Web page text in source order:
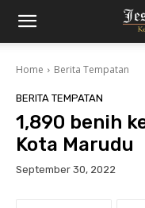
Home Berita Tempatan
BERITA TEMPATAN
1,890 benih
Kota Marudu
September 30, 2022